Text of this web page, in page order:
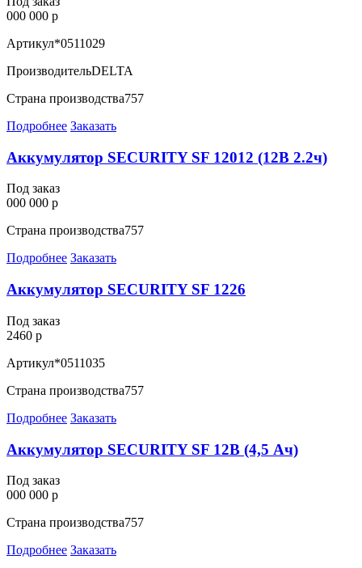
000 000 р
Артикул*0511029
ПроизводительDELTA
Страна производства757
Подробнее Заказать
Аккумулятор SECURITY SF 12012 (12В 2.2ч)
Под заказ
000 000 р
Страна производства757
Подробнее Заказать
Аккумулятор SECURITY SF 1226
Под заказ
2460 р
Артикул*0511035
Страна производства757
Подробнее Заказать
Аккумулятор SECURITY SF 12В (4,5 Ач)
Под заказ
000 000 р
Страна производства757
Подробнее Заказать